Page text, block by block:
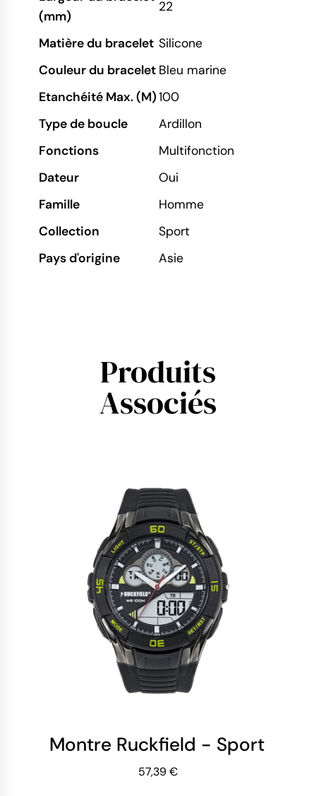
(mm)
22
Matière du bracelet Silicone
Couleur du bracelet Bleu marine
Etanchéité Max. (M)100
Type de boucle
Ardillon
Fonctions
Multifonction
Dateur
Oui
Famille
Homme
Collection
Sport
Pays d'origine
Asie
Produits
Associés
Montre Ruckfield - Sport -
57,39 €